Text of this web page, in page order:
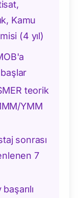
Kamu
(4 yıl)
teorik
YMM
sonrası
7
başarılı